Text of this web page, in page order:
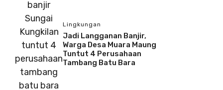
Lingkungan
Jadi Langganan Banjir,
Warga Desa Muara Maung
Tuntut 4 Perusahaan
Tambang Batu Bara